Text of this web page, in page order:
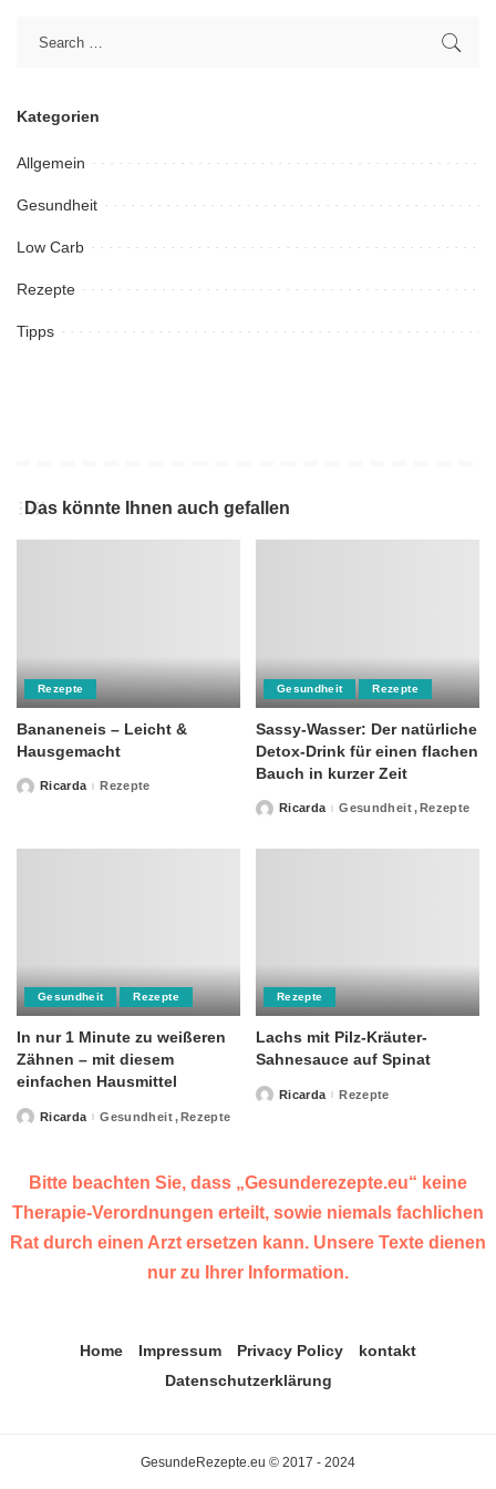
Kategorien
Allgemein
Gesundheit
Low Carb
Rezepte
Tipps
Das könnte Ihnen auch gefallen
Rezepte
Bananeneis – Leicht &
Hausgemacht
PostedRicarda Rezepte
Gesundheit Rezepte
Sassy-Wasser: Der natürliche
Detox-Drink für einen flachen
Bauch in kurzer Zeit
PostedRicarda Gesundheit Rezepte
Gesundheit Rezepte
In nur 1 Minute zu weißeren
Zähnen – mit diesem
einfachen Hausmittel
PostedRicarda Gesundheit Rezepte
Rezepte
Lachs mit Pilz-Kräuter-
Sahnesauce auf Spinat
PostedRicarda Rezepte
Bitte beachten Sie, dass „Gesunderezepte.eu“ keine
Therapie-Verordnungen erteilt, sowie niemals fachlichen
Rat durch einen Arzt ersetzen kann. Unsere Texte dienen
nur zu Ihrer Information.
Home Impressum Privacy Policy
kontakt
Datenschutzerklärung
GesundeRezepte.eu © 2017 - 2024